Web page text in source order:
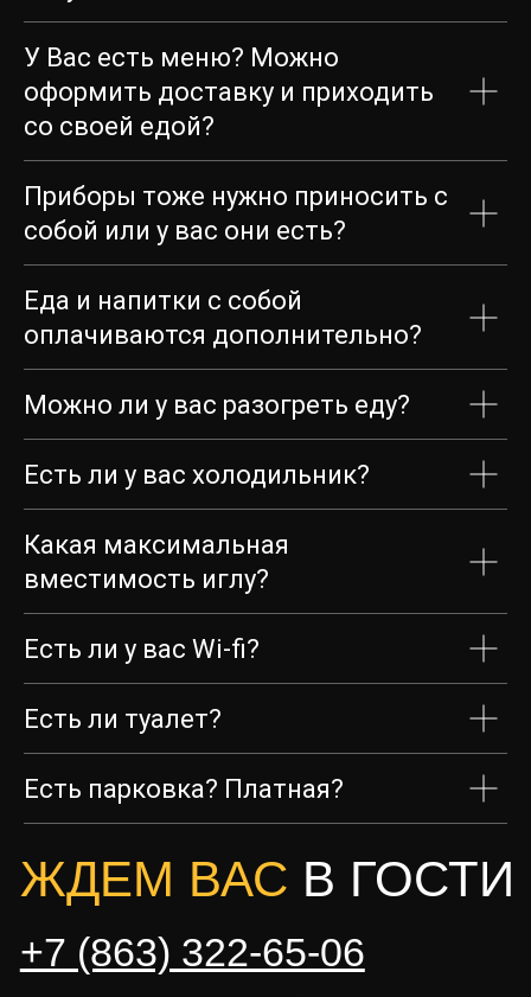
У Вас есть меню? Можно
оформить доставку и приходить
со своей едой?
Приборы тоже нужно приносить с
собой или у вас они есть?
Еда и напитки с собой
оплачиваются дополнительно?
Можно ли у вас разогреть еду?
Есть ли у вас холодильник?
Какая максимальная
вместимость иглу?
Есть ли у вас Wi-fi?
Есть ли туалет?
Есть парковка? Платная?
Загрузка карты...
Фото
Акции
Мероприятия
Контакты
Меню